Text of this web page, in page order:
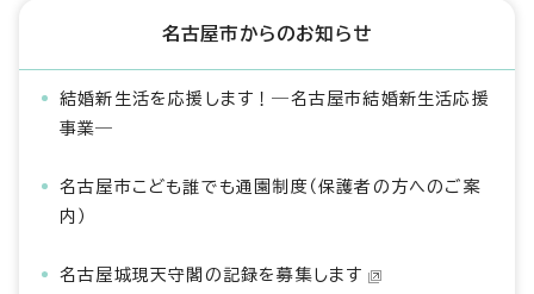
名古屋市からのお知らせ
結婚新生活を応援します！―名古屋市結婚新生活応援
事業―
名古屋市こども誰でも通園制度（保護者の方へのご案
内）
名古屋城現天守閣の記録を募集します